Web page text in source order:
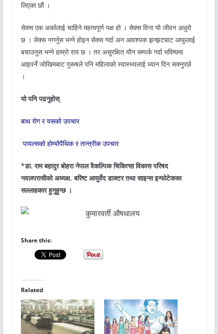
लिएका छौं ।
सेक्स एक अर्कालाई चाहिने महत्वपूर्ण पक्ष हो । सेक्स विना यो जीवन अधुरो
छ । सेक्स नगर्नुस भन्ने होइन सेक्स गर्दा अन आवश्यक झन्झटबाट आफुलाई
बचाउनुस भन्ने हाम्रो राय छ । तर असुरक्षित यौन सम्पर्क गर्दा भविष्यमा
आइपर्ने जोखिमबाट पुरूषले पनि महिलाको स्वास्थ्यलाई ध्यान दिन सक्नुपर्छ
।
यो पनि पढनुहोस्
बाथ रोग र यसको उपचार
पायल्सको होम्योपैथिक र तान्त्रीक उपचार
*डा. राम बहादुर बोहरा नेपाल वैकल्पिक चिकित्सा विकास परिषद
नवलपरासीको अध्यक्ष, बरिष्ट आयुर्वेद डाक्टर तथा साइन्स इन्फोटेकका
सल्लाहकार हुनुहुन्छ ।
Share this:
Related